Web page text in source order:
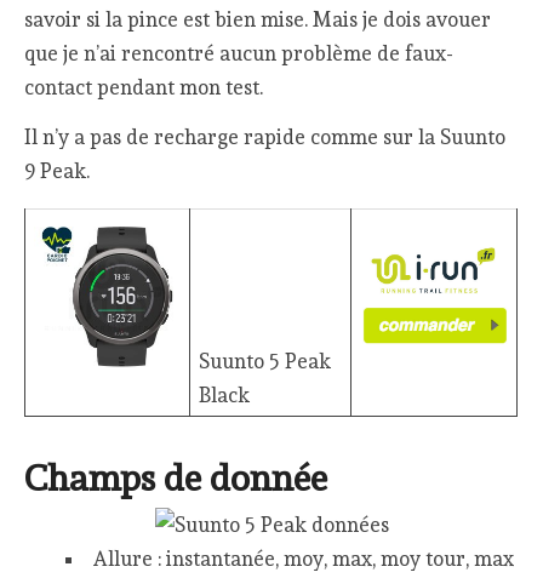
savoir si la pince est bien mise. Mais je dois avouer
que je n’ai rencontré aucun problème de faux-
contact pendant mon test.
Il n’y a pas de recharge rapide comme sur la Suunto
9 Peak.
Suunto 5 Peak
Black
Champs de donnée
Allure : instantanée, moy, max, moy tour, max